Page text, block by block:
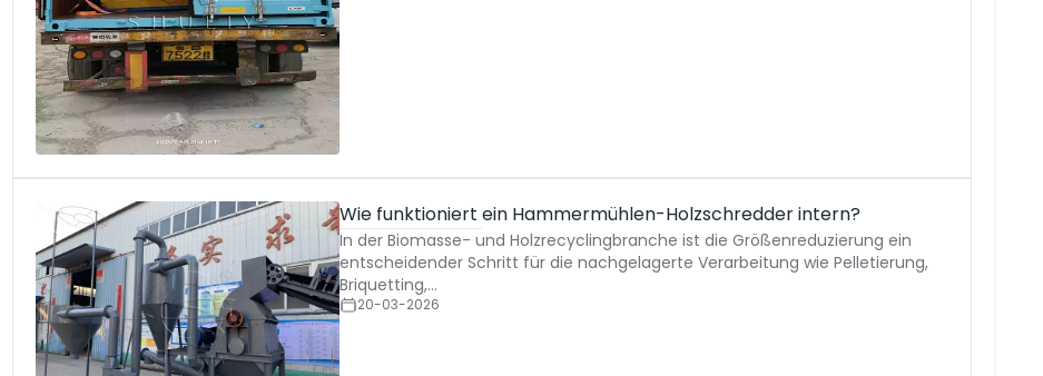
Wie funktioniert ein Hammermühlen-Holzschredder intern?
In der Biomasse- und Holzrecyclingbranche ist die Größenreduzierung ein
entscheidender Schritt für die nachgelagerte Verarbeitung wie Pelletierung,
Briquetting,…
20-03-2026